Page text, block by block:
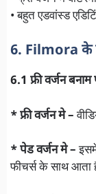
• बहुत एडवांस्ड
6. Filmora के
6.1 फ्री वर्जन
* फ्री वर्जन मे –
* पेड वर्जन मे –
फीचर्स के साथ आता